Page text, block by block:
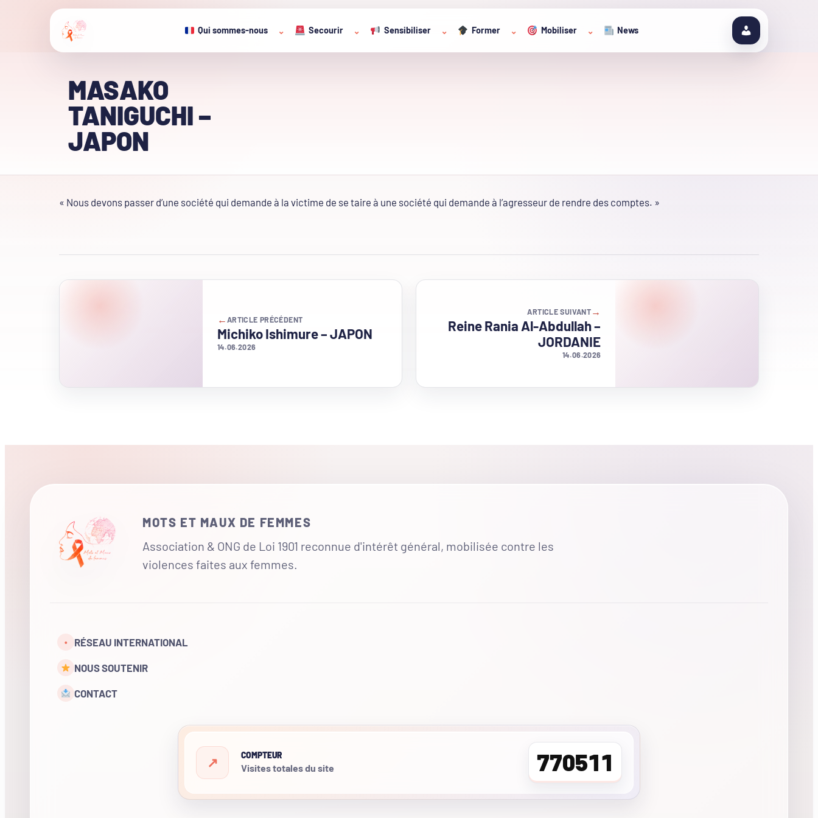
Qui sommes-nous ⌄ Secourir ⌄ Sensibiliser ⌄ Former ⌄ Mobiliser ⌄ News
MASAKO
TANIGUCHI –
JAPON
« Nous devons passer d’une société qui demande à la victime de se taire à une société qui demande à l’agresseur de rendre des comptes. »
← ARTICLE PRÉCÉDENT
Michiko Ishimure – JAPON
14.06.2026
→
ARTICLE SUIVANT
Reine Rania Al-Abdullah –
JORDANIE
14.06.2026
MOTS ET MAUX DE FEMMES
Association & ONG de Loi 1901 reconnue d'intérêt général, mobilisée contre les
violences faites aux femmes.
• RÉSEAU INTERNATIONAL
NOUS SOUTENIR
CONTACT
COMPTEUR
Visites totales du site 770511